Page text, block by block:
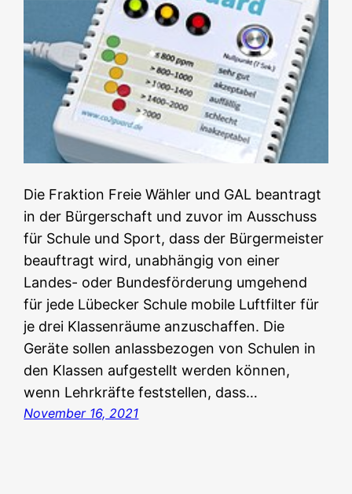
Die Fraktion Freie Wähler und GAL beantragt
in der Bürgerschaft und zuvor im Ausschuss
für Schule und Sport, dass der Bürgermeister
beauftragt wird, unabhängig von einer
Landes- oder Bundesförderung umgehend
für jede Lübecker Schule mobile Luftfilter für
je drei Klassenräume anzuschaffen. Die
Geräte sollen anlassbezogen von Schulen in
den Klassen aufgestellt werden können,
wenn Lehrkräfte feststellen, dass…
November 16, 2021